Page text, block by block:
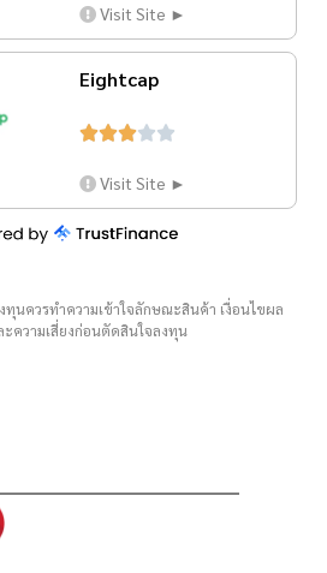
Visit Site ►
Eightcap

Visit Site ►
ทุนควรทำความเข้าใจลักษณะสินค้า เงื่อนไขผล
ความเสี่ยงก่อนตัดสินใจลงทุน